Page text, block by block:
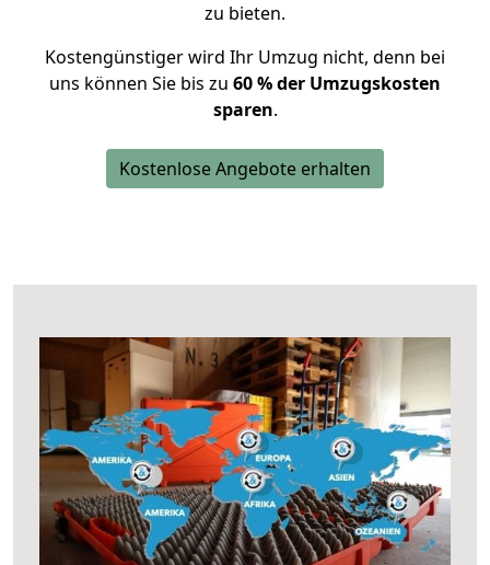
zu bieten.
Kostengünstiger wird Ihr Umzug nicht, denn bei
uns können Sie bis zu 60 % der Umzugskosten
sparen.
Kostenlose Angebote erhalten